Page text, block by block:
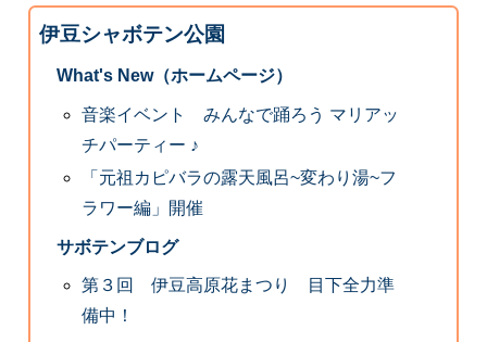
伊豆シャボテン公園
What's New（ホームページ）
音楽イベント みんなで踊ろう マリアッ
チパーティー ♪
「元祖カピバラの露天風呂~変わり湯~フ
ラワー編」開催
サボテンブログ
第３回 伊豆高原花まつり 目下全力準
備中！